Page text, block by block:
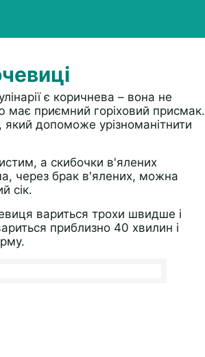
є коричнева – вона не
має приємний горіховий присмак.
допоможе урізноманітнити
а скибочки в'ялених
через брак в'ялених, можна
сік.
вариться трохи швидше і
приблизно 40 хвилин і